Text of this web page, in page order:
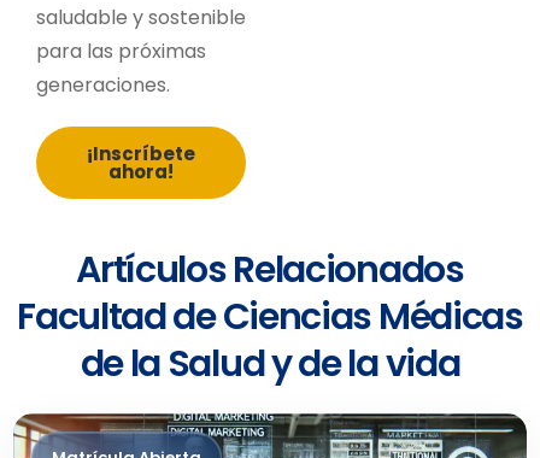
saludable y sostenible
para las próximas
generaciones.
¡Inscríbete
ahora!
Artículos Relacionados
Facultad de Ciencias Médicas
de la Salud y de la vida